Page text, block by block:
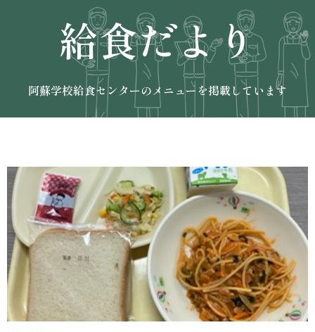
給食だより
阿蘇学校給食センターのメニューを掲載しています